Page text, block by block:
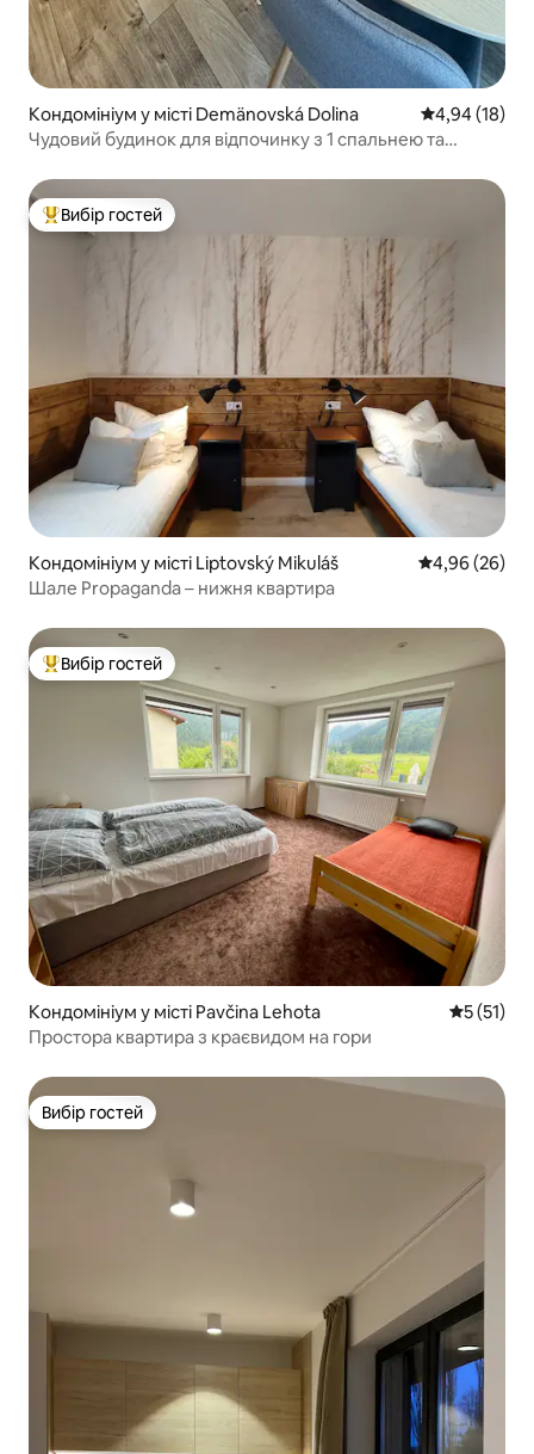
Кондомініум у місті Demänovská Dolina Середня
4,94 (18)
Чудовий будинок для відпочинку з 1 спальнею та
Топ вибір гостей
Вибір гостей
Кондомініум у місті Liptovský Mikuláš Середня
4,96 (26)
Шале Propaganda – нижня квартира
Топ вибір гостей
Вибір гостей
Кондомініум у місті Pavčina Lehota Середня
5 (51)
Простора квартира з краєвидом на гори
Вибір гостей
Вибір гостей